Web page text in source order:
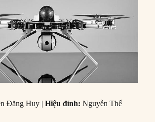
Đăng Huy |Hiệu đính: Nguyễn Thế